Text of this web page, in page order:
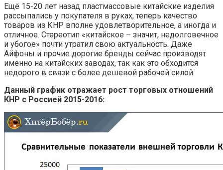
Ещё 15-20 лет назад пластмассовые китайские изделия
рассыпались у покупателя в руках, теперь качество
товаров из КНР вполне удовлетворительное, а иногда и
отличное. Стереотип «китайское – значит, недолговечное
и убогое» почти утратил свою актуальность. Даже
Айфоны и прочие дорогие бренды сейчас производят
именно на китайских заводах, так как это обходится
недорого в связи с более дешевой рабочей силой.
Данный график отражает рост торговых отношений
КНР с Россией 2015-2016: